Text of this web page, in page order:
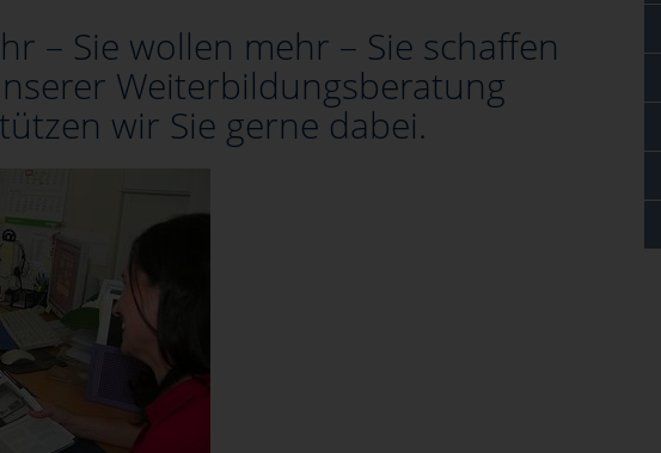
– Sie wollen mehr – Sie schaffen
Weiterbildungsberatung
wir Sie gerne dabei.